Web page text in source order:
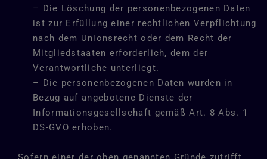
– Die Löschung der personenbezogenen Daten
ist zur Erfüllung einer rechtlichen Verpflichtung
nach dem Unionsrecht oder dem Recht der
Mitgliedstaaten erforderlich, dem der
Verantwortliche unterliegt.
– Die personenbezogenen Daten wurden in
Bezug auf angebotene Dienste der
Informationsgesellschaft gemäß Art. 8 Abs. 1
DS-GVO erhoben.